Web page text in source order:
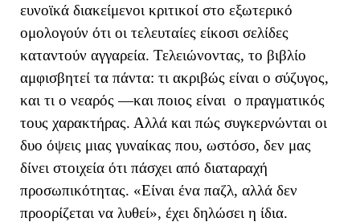
ευνοϊκά διακείμενοι κριτικοί στο εξωτερικό
ομολογούν ότι οι τελευταίες είκοσι σελίδες
καταντούν αγγαρεία. Τελειώνοντας, το βιβλίο
αμφισβητεί τα πάντα: τι ακριβώς είναι ο σύζυγος,
και τι ο νεαρός —και ποιος είναι ο πραγματικός
τους χαρακτήρας. Αλλά και πώς συγκερνώνται οι
δυο όψεις μιας γυναίκας που, ωστόσο, δεν μας
δίνει στοιχεία ότι πάσχει από διαταραχή
προσωπικότητας. «Είναι ένα παζλ, αλλά δεν
προορίζεται να λυθεί», έχει δηλώσει η ίδια.